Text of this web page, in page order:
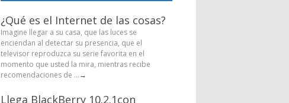
¿Qué es el Internet de las cosas?
Imagine llegar a su casa, que las luces se
enciendan al detectar su presencia, que el
televisor reproduzca su serie favorita en el
momento que usted la mira, mientras recibe
recomendaciones de ...→
Llega BlackBerry 10.2.1con